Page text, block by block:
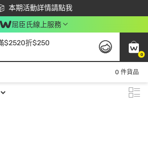
本期活動詳情請點我
下載app最高回饋$350
屈臣氏線上服務
0
$2520折$250
0 件貨品